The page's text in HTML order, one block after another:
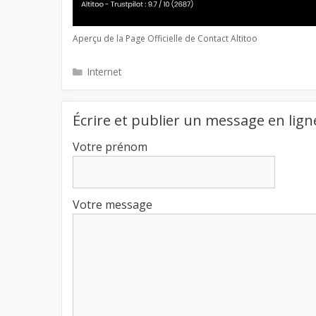
Aperçu de la Page Officielle de Contact Altitoo
Catégories
Internet
Écrire et publier un message en
Votre prénom
Votre message